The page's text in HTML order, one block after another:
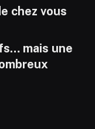
chez vous
mais une